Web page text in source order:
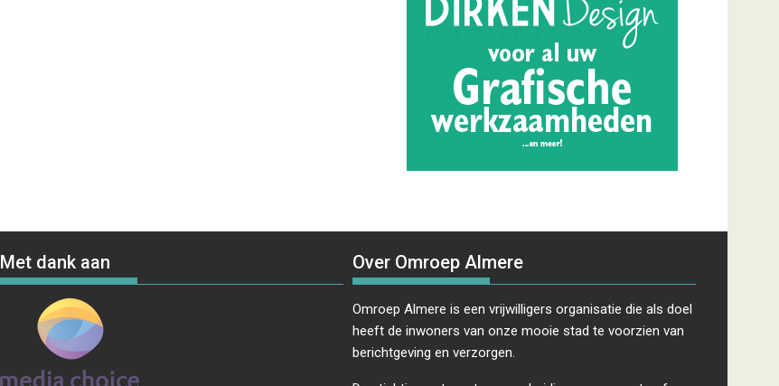
Met dank aan Over Omroep Almere
Omroep Almere is een vrijwilligers organisatie die als doel
heeft de inwoners van onze mooie stad te voorzien van
berichtgeving en verzorgen.